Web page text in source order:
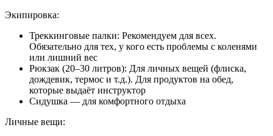
Экипировка:
Треккинговые палки: Рекомендуем для всех.
Обязательно для тех, у кого есть проблемы с коленями
или лишний вес
Рюкзак (20–30 литров): Для личных вещей (флиска,
дождевик, термос и т.д.). Для продуктов на обед,
которые выдаёт инструктор
Сидушка — для комфортного отдыха
Личные вещи: